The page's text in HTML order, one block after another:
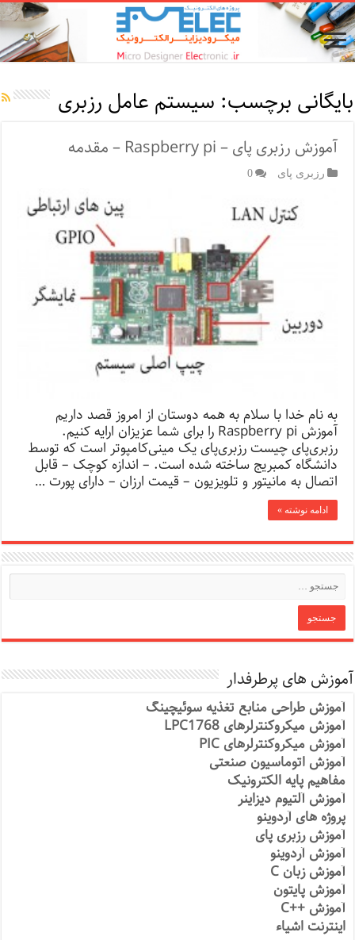
بایگانی برچسب: سیستم عامل رزبری
آموزش رزبری پای – Raspberry pi – مقدمه
رزبری پای 0
به نام خدا با سلام به همه دوستان از امروز قصد داریم
آموزش Raspberry pi را برای شما عزیزان ارایه کنیم.
رزبری‌پای چیست رزبری‌پای یک مینی‌کامپوتر است که توسط
دانشگاه کمبریج ساخته شده است. – اندازه کوچک – قابل
اتصال به مانیتور و تلویزیون – قیمت ارزان – دارای پورت …
ادامه نوشته »
آموزش های پرطرفدار
آموزش طراحی منابع تغذیه سوئیچینگ
آموزش میکروکنترلرهای LPC1768
آموزش میکروکنترلرهای PIC
آموزش اتوماسیون صنعتی
مفاهیم پایه الکترونیک
آموزش آلتیوم دیزاینر
پروژه های آردوینو
آموزش رزبری پای
آموزش آردوینو
آموزش زبان C
آموزش پایتون
آموزش ++C
اینترنت اشیاء